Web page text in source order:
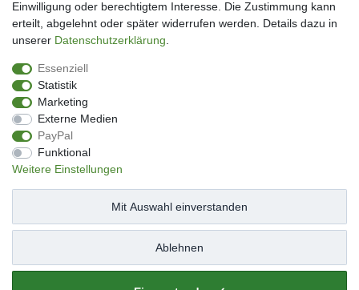
Wunschliste
Service
Datenschutzerklärung
AGB
Impressum
Facebook
Newsletter An & Abmeldung
Impressum Daten­schutz­erklärung
Einwilligung oder berechtigtem Interesse. Die Zustimmung kann
erteilt, abgelehnt oder später widerrufen werden. Details dazu in
unserer Daten­schutz­erklärung
Essenziell
Statistik
Marketing
Externe Medien
PayPal
Funktional
Weitere Einstellungen
Ablehnen
Mit Auswahl einverstanden